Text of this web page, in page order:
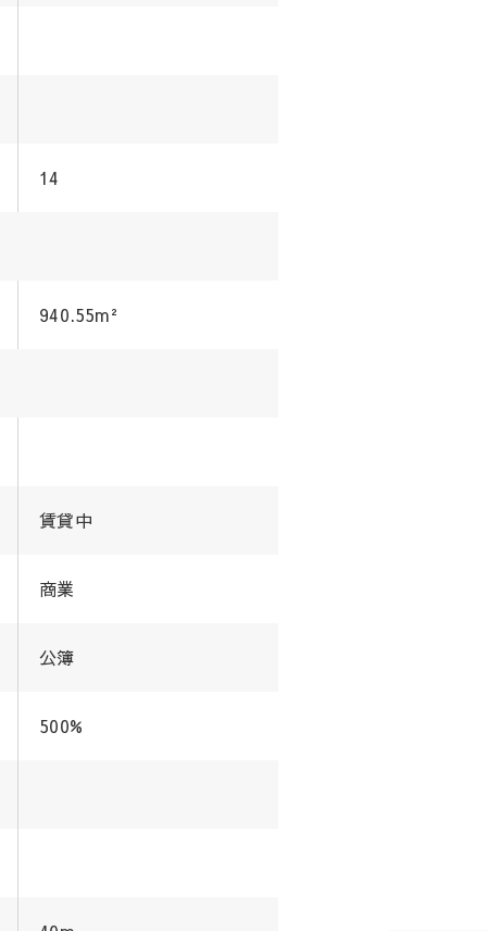
14
940.55m²
賃貸中
商業
公簿
500%